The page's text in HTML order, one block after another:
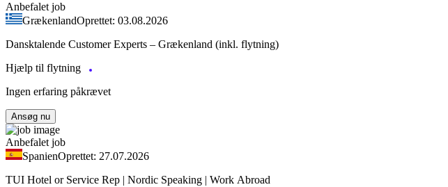
Anbefalet job
GrækenlandOprettet: 03.08.2026
Dansktalende Customer Experts – Grækenland (inkl. flytning)
Hjælp til flytning
Ingen erfaring påkrævet
Ansøg nu
Anbefalet job
SpanienOprettet: 27.07.2026
TUI Hotel or Service Rep | Nordic Speaking | Work Abroad